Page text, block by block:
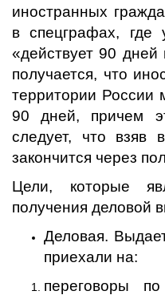
иностранных
в спецграфах, где
«действует 90
получается, что
территории России
90 дней, причем
следует, что взяв
закончится через
Цели, которые
получения деловой
Деловая.
приехали на:
переговоры по